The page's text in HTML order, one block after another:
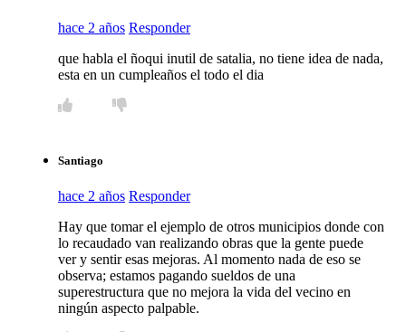
hace 2 años Responder
que habla el ñoqui inutil de satalia, no tiene idea de nada,
esta en un cumpleaños el todo el dia
Santiago
hace 2 años Responder
Hay que tomar el ejemplo de otros municipios donde con
lo recaudado van realizando obras que la gente puede
ver y sentir esas mejoras. Al momento nada de eso se
observa; estamos pagando sueldos de una
superestructura que no mejora la vida del vecino en
ningún aspecto palpable.